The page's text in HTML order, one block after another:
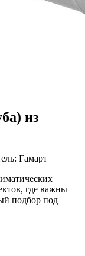
из
Гамарт
где важны
подбор под